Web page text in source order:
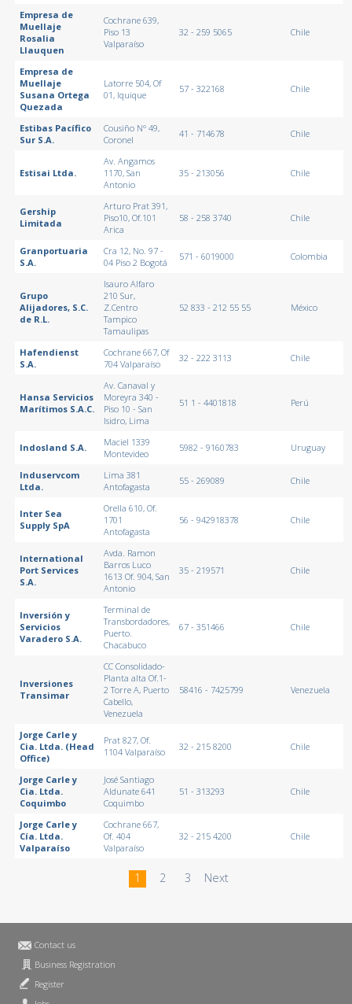
Empresa de
Muellaje
Rosalia
Llauquen
Cochrane 639,
Piso 13
Valparaíso
32 - 259 5065 Chile
Empresa de
Muellaje
Susana Ortega
Quezada
Latorre 504, Of
01, Iquique
57 - 322168 Chile
Estibas Pacífico
Sur S.A.
Cousiño N° 49,
Coronel
41 - 714678 Chile
Estisai Ltda.
Av. Angamos
1170, San
Antonio
35 - 213056 Chile
Gership
Limitada
Arturo Prat 391,
Piso10, Of.101
Arica
58 - 258 3740 Chile
Granportuaria
S.A.
Cra 12, No. 97 -
04 Piso 2 Bogotá
571 - 6019000 Colombia
Grupo
Alijadores, S.C.
de R.L.
Isauro Alfaro
210 Sur,
Z.Centro
Tampico
Tamaulipas
52 833 - 212 55 55 México
Hafendienst
S.A.
Cochrane 667, Of
704 Valparaíso
32 - 222 3113 Chile
Hansa Servicios
Marítimos S.A.C.
Av. Canaval y
Moreyra 340 -
Piso 10 - San
Isidro, Lima
51 1 - 4401818 Perú
Indosland S.A.
Maciel 1339
Montevideo
5982 - 9160783 Uruguay
Induservcom
Ltda.
Lima 381
Antofagasta
55 - 269089 Chile
Inter Sea
Supply SpA
Orella 610, Of.
1701
Antofagasta
56 - 942918378 Chile
International
Port Services
S.A.
Avda. Ramon
Barros Luco
1613 Of. 904, San
Antonio
35 - 219571 Chile
Inversión y
Servicios
Varadero S.A.
Terminal de
Transbordadores,
Puerto.
Chacabuco
67 - 351466 Chile
Inversiones
Transimar
CC Consolidado-
Planta alta Of.1-
2 Torre A, Puerto
Cabello,
Venezuela
58416 - 7425799 Venezuela
Jorge Carle y
Cia. Ltda. (Head
Office)
Prat 827, Of.
1104 Valparaíso
32 - 215 8200 Chile
Jorge Carle y
Cia. Ltda.
Coquimbo
José Santiago
Aldunate 641
Coquimbo
51 - 313293 Chile
Jorge Carle y
Cía. Ltda.
Valparaíso
Cochrane 667,
Of. 404
Valparaíso
32 - 215 4200 Chile
1 2 3 Next
Contact us
Business Registration
Register